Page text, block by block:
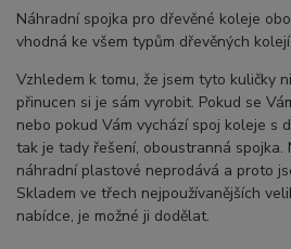
Náhradní spojka pro dřevěné koleje
vhodná ke všem typům dřevěných kolejí.
Vzhledem k tomu, že jsem tyto kuličky
přinucen si je sám vyrobit. Pokud se
nebo pokud Vám vychází spoj koleje s
tak je tady řešení, oboustranná spojka.
náhradní plastové neprodává a proto
Skladem ve třech nejpoužívanějších
nabídce, je možné ji dodělat.